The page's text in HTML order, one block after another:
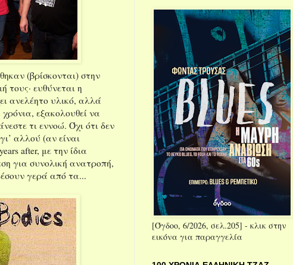
(βρίσκονται) στην
τους· ευθύνεται η
ανελέητο υλικό, αλλά
εξακολουθεί να
τι εννοώ. Όχι ότι δεν
αλλού (αν είναι
after, με την ίδια
για συνολική ανατροπή,
γερά από τα...
[Όγδοο, 6/2026, σελ.205] - κλικ στην
εικόνα για παραγγελία